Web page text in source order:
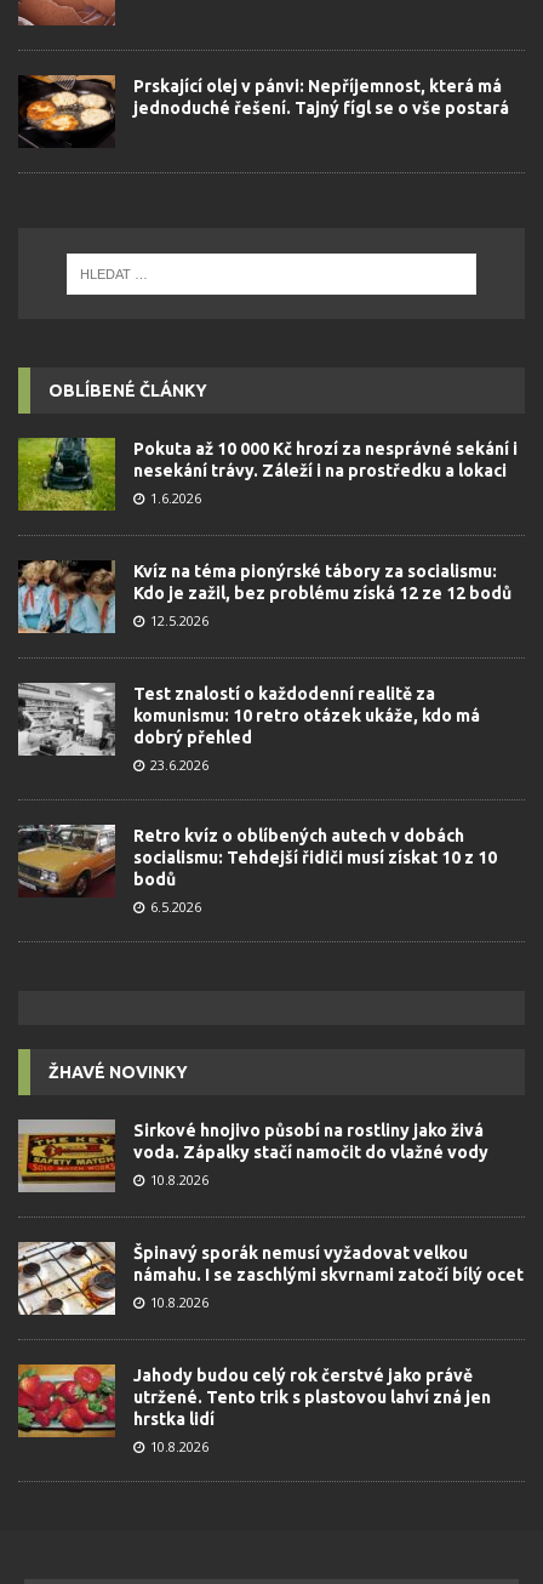
Prskající olej v pánvi: Nepříjemnost, která má
jednoduché řešení. Tajný fígl se o vše postará
OBLÍBENÉ ČLÁNKY
Pokuta až 10 000 Kč hrozí za nesprávné sekání i
nesekání trávy. Záleží i na prostředku a lokaci
1.6.2026
Kvíz na téma pionýrské tábory za socialismu:
Kdo je zažil, bez problému získá 12 ze 12 bodů
12.5.2026
Test znalostí o každodenní realitě za
komunismu: 10 retro otázek ukáže, kdo má
dobrý přehled
23.6.2026
Retro kvíz o oblíbených autech v dobách
socialismu: Tehdejší řidiči musí získat 10 z 10
bodů
6.5.2026
ŽHAVÉ NOVINKY
Sirkové hnojivo působí na rostliny jako živá
voda. Zápalky stačí namočit do vlažné vody
10.8.2026
Špinavý sporák nemusí vyžadovat velkou
námahu. I se zaschlými skvrnami zatočí bílý ocet
10.8.2026
Jahody budou celý rok čerstvé jako právě
utržené. Tento trik s plastovou lahví zná jen
hrstka lidí
10.8.2026